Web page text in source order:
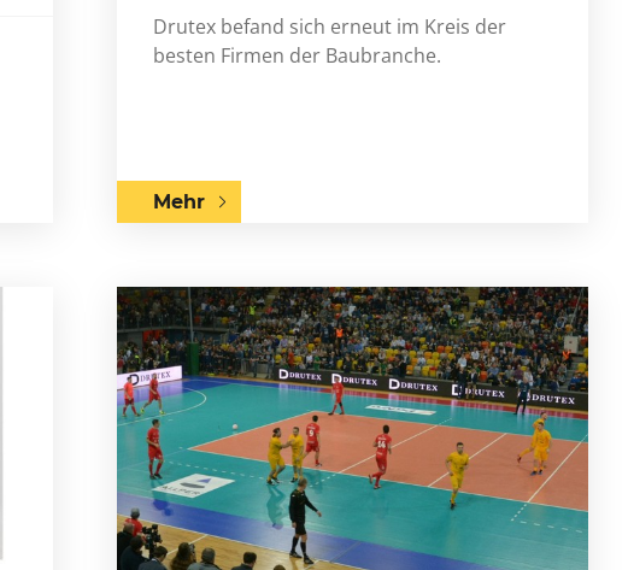
Drutex befand sich erneut im Kreis der
besten Firmen der Baubranche.
Mehr